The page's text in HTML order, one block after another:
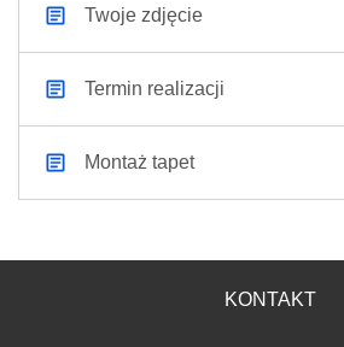
Twoje zdjęcie
Termin realizacji
Montaż tapet
KONTAKT